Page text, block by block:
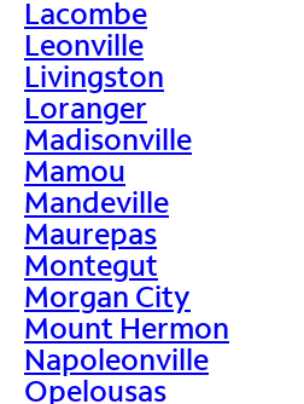
Lacombe
Leonville
Livingston
Loranger
Madisonville
Mamou
Mandeville
Maurepas
Montegut
Morgan City
Mount Hermon
Napoleonville
Opelousas